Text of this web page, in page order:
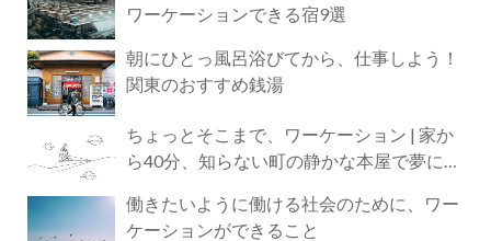
ワーケーションできる宿9選
朝にひとっ風呂浴びてから、仕事しよう！
関東のおすすめ銭湯
ちょっとそこまで、ワーケーション | 家か
ら40分、知らない町の静かな本屋で夢に近
働きたいように働ける社会のために、ワー
ケーションができること